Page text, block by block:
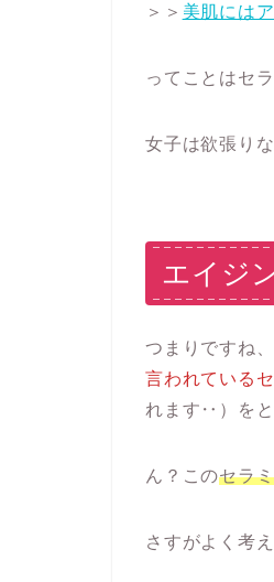
＞＞ 美肌には
ってことはセ
女子は欲張り
エイジ
つまりですね、
言われている
れます‥）をと
ん？このセラ
さすがよく考